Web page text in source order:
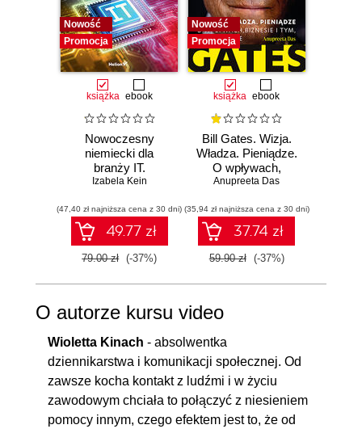
Nowość
Promocja
książka ebook
Nowoczesny
niemiecki dla
branży IT.
Praktyczne
ćwiczenia
Izabela Kein
(47,40 zł najniższa cena z 30 dni)
49.77 zł
79.00 zł (-37%)
Nowość
Promocja
książka ebook
Bill Gates. Wizja.
Władza. Pieniądze.
O wpływach,
biznesie i tym, co
Anupreeta Das
(35,94 zł najniższa cena z 30 dni)
37.74 zł
59.90 zł (-37%)
O autorze kursu video
Wioletta Kinach - absolwentka
dziennikarstwa i komunikacji społecznej. Od
zawsze kocha kontakt z ludźmi i w życiu
zawodowym chciała to połączyć z niesieniem
pomocy innym, czego efektem jest to, że od